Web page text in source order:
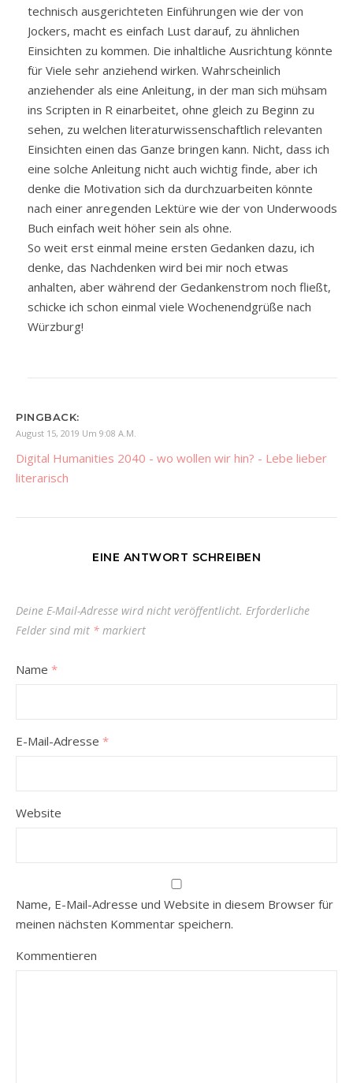
technisch ausgerichteten Einführungen wie der von
Jockers, macht es einfach Lust darauf, zu ähnlichen
Einsichten zu kommen. Die inhaltliche Ausrichtung könnte
für Viele sehr anziehend wirken. Wahrscheinlich
anziehender als eine Anleitung, in der man sich mühsam
ins Scripten in R einarbeitet, ohne gleich zu Beginn zu
sehen, zu welchen literaturwissenschaftlich relevanten
Einsichten einen das Ganze bringen kann. Nicht, dass ich
eine solche Anleitung nicht auch wichtig finde, aber ich
denke die Motivation sich da durchzuarbeiten könnte
nach einer anregenden Lektüre wie der von Underwoods
Buch einfach weit höher sein als ohne.
So weit erst einmal meine ersten Gedanken dazu, ich
denke, das Nachdenken wird bei mir noch etwas
anhalten, aber während der Gedankenstrom noch fließt,
schicke ich schon einmal viele Wochenendgrüße nach
Würzburg!
PINGBACK:
August 15, 2019 Um 9:08 A.m.
Digital Humanities 2040 - wo wollen wir hin? - Lebe lieber
literarisch
EINE ANTWORT SCHREIBEN
Deine E-Mail-Adresse wird nicht veröffentlicht. Erforderliche
Felder sind mit * markiert
Name *
E-Mail-Adresse *
Website
Name, E-Mail-Adresse und Website in diesem Browser für
meinen nächsten Kommentar speichern.
Kommentieren